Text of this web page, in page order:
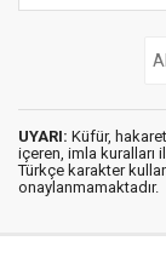
UYARI: Küfür,
içeren, imla kuralları
Türkçe karakter
onaylanmamaktadır.